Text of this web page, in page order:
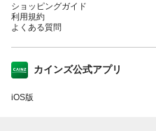
ショッピングガイド
利用規約
よくある質問
カインズ公式アプリ
iOS版